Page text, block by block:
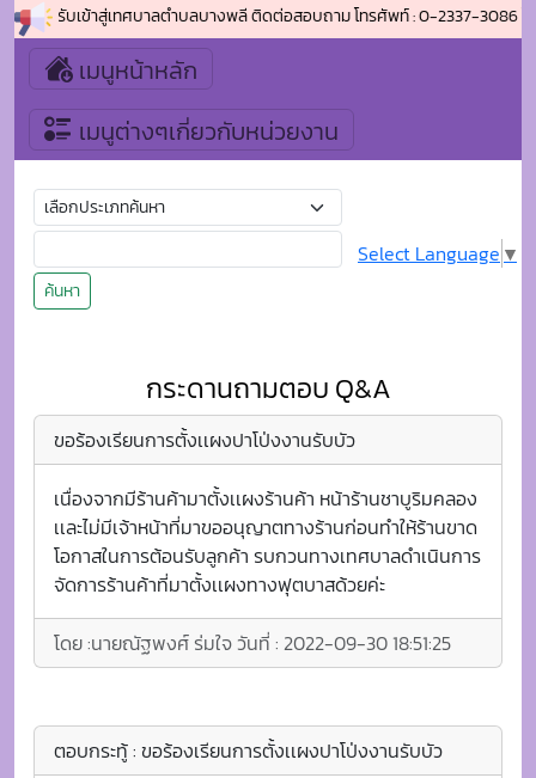
อนรับเข้าสู่เทศบาลตำบลบางพลี ติดต่อสอบถาม โทรศัพท์ : 0-2337-3086 โทรส
เมนูหน้าหลัก
เมนูต่างๆเกี่ยวกับหน่วยงาน
ค้นหา
Select Language ▼
กระดานถามตอบ Q&A
ขอร้องเรียนการตั้งเเผงปาโป่งงานรับบัว
เนื่องจากมีร้านค้ามาตั้งเเผงร้านค้า หน้าร้านชาบูริมคลอง
เเละไม่มีเจ้าหน้าที่มาขออนุญาตทางร้านก่อนทำให้ร้านขาด
โอกาสในการต้อนรับลูกค้า รบกวนทางเทศบาลดำเนินการ
จัดการร้านค้าที่มาตั้งเเผงทางฟุตบาสด้วยค่ะ
โดย :นายณัฐพงศ์ ร่มใจ วันที่ : 2022-09-30 18:51:25
ตอบกระทู้ : ขอร้องเรียนการตั้งเเผงปาโป่งงานรับบัว